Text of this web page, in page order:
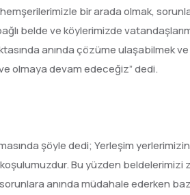
bir arada olmak,
belde ve köylerimizde
anında çözüme ulaşabilmek ve
ve olmaya devam edeceğiz” dedi.
şöyle dedi; Yerleşim yerlerimizin
Bu yüzden beldelerimizi
anında müdahale ederken